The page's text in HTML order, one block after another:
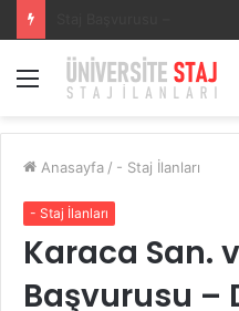
Menü
Anasayfa / - Staj İlanları
- Staj İlanları
Karaca San.
Başvurusu –